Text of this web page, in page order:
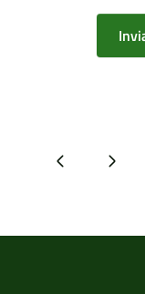
Pagina precedentePagina successiva